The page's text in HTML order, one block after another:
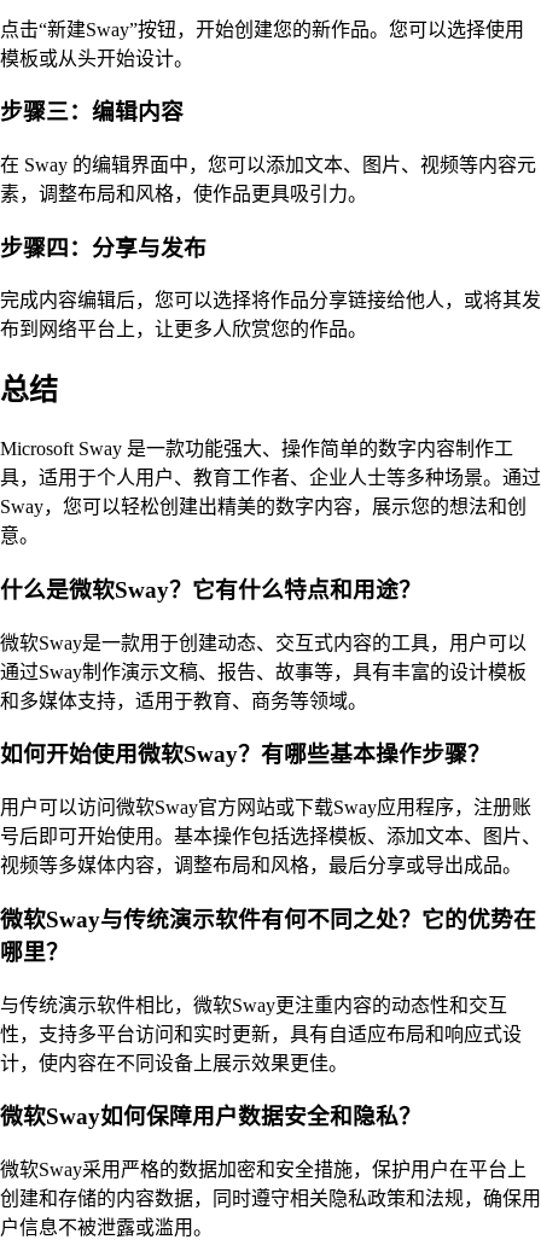
点击“新建Sway”按钮，开始创建您的新作品。您可以选择使用
模板或从头开始设计。
步骤三：编辑内容
在 Sway 的编辑界面中，您可以添加文本、图片、视频等内容元
素，调整布局和风格，使作品更具吸引力。
步骤四：分享与发布
完成内容编辑后，您可以选择将作品分享链接给他人，或将其发
布到网络平台上，让更多人欣赏您的作品。
总结
Microsoft Sway 是一款功能强大、操作简单的数字内容制作工
具，适用于个人用户、教育工作者、企业人士等多种场景。通过
Sway，您可以轻松创建出精美的数字内容，展示您的想法和创
意。
什么是微软Sway？它有什么特点和用途？
微软Sway是一款用于创建动态、交互式内容的工具，用户可以
通过Sway制作演示文稿、报告、故事等，具有丰富的设计模板
和多媒体支持，适用于教育、商务等领域。
如何开始使用微软Sway？有哪些基本操作步骤？
用户可以访问微软Sway官方网站或下载Sway应用程序，注册账
号后即可开始使用。基本操作包括选择模板、添加文本、图片、
视频等多媒体内容，调整布局和风格，最后分享或导出成品。
微软Sway与传统演示软件有何不同之处？它的优势在
哪里？
与传统演示软件相比，微软Sway更注重内容的动态性和交互
性，支持多平台访问和实时更新，具有自适应布局和响应式设
计，使内容在不同设备上展示效果更佳。
微软Sway如何保障用户数据安全和隐私？
微软Sway采用严格的数据加密和安全措施，保护用户在平台上
创建和存储的内容数据，同时遵守相关隐私政策和法规，确保用
户信息不被泄露或滥用。